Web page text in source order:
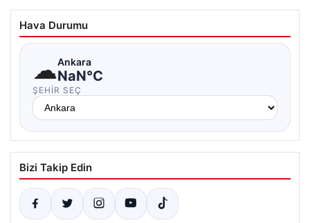
Hava Durumu
☁Ankara
NaN°C
ŞEHIR SEÇ
Bizi Takip Edin